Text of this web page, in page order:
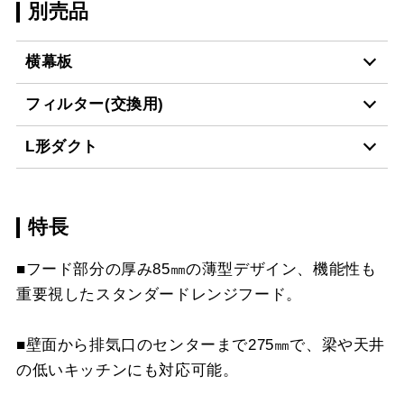
別売品
横幕板
YMP-NSB-515AR
BK
¥7,150（税抜価格 ￥
BK
YMP-NSB-515AR
YMP-NSB-515AL
W
¥7,150（税抜価格 ￥
フィルター(交換用)
スクロールできます
L形ダクト
LD-15
スクロールできます
特長
■フード部分の厚み85㎜の薄型デザイン、機能性も
重要視したスタンダードレンジフード。
■壁面から排気口のセンターまで275㎜で、梁や天井
の低いキッチンにも対応可能。